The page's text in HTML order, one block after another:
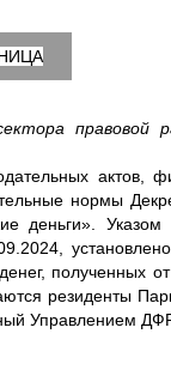
правовой
актов,
нормы
деньги».
полученных
резиденты
Управлением